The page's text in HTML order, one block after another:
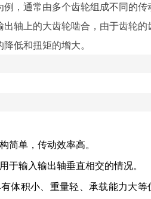
例，通常由多个齿轮组成不同的传
出轴上的大齿轮啮合，由于齿轮的
低和扭矩的增大。
简单，传动效率高。
于输入输出轴垂直相交的情况。
体积小、重量轻、承载能力大等